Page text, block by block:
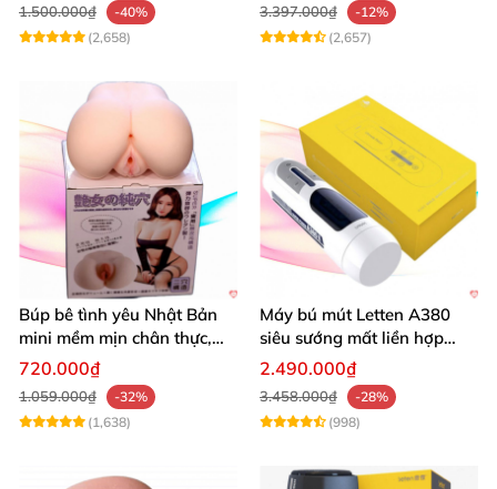
1.500.000₫
-40%
(2,658)
3.397.000₫
-12%
(2,657)
Búp bê tình yêu Nhật Bản
mini mềm mịn chân thực,
mông tròn quyến rũ
720.000₫
1.059.000₫
-32%
(1,638)
Máy bú mút Letten A380
siêu sướng mất liền hợp
chói
2.490.000₫
3.458.000₫
-28%
(998)